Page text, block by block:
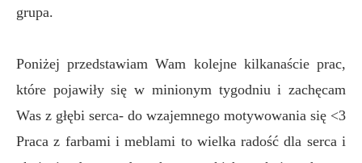
grupa.
Poniżej przedstawiam Wam kolejne kilkanaście prac,
które pojawiły się w minionym tygodniu i zachęcam
Was z głębi serca- do wzajemnego motywowania się <3
Praca z farbami i meblami to wielka radość dla serca i